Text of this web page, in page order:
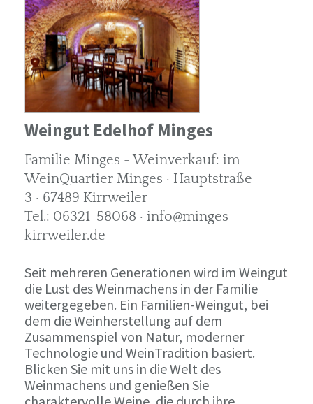
Weingut Edelhof Minges
Familie Minges - Weinverkauf: im
WeinQuartier Minges · Hauptstraße
3 · 67489 Kirrweiler
Tel.: 06321-58068 · info@minges-
kirrweiler.de
Seit mehreren Generationen wird im Weingut
die Lust des Weinmachens in der Familie
weitergegeben. Ein Familien-Weingut, bei
dem die Weinherstellung auf dem
Zusammenspiel von Natur, moderner
Technologie und WeinTradition basiert.
Blicken Sie mit uns in die Welt des
Weinmachens und genießen Sie